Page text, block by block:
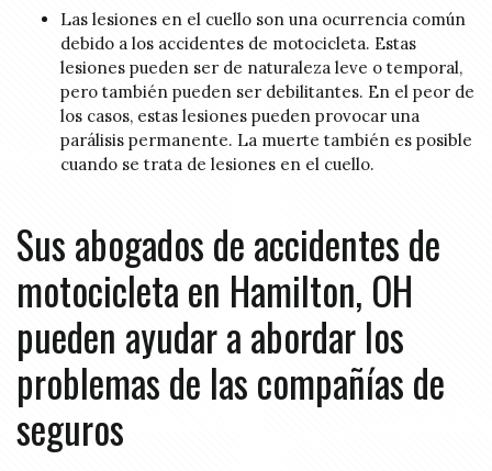
Las lesiones en el cuello son una ocurrencia común
debido a los accidentes de motocicleta. Estas
lesiones pueden ser de naturaleza leve o temporal,
pero también pueden ser debilitantes. En el peor de
los casos, estas lesiones pueden provocar una
parálisis permanente. La muerte también es posible
cuando se trata de lesiones en el cuello.
Sus abogados de accidentes de
motocicleta en Hamilton, OH
pueden ayudar a abordar los
problemas de las compañías de
seguros